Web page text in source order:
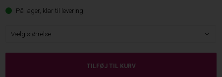
På lager, klar til levering